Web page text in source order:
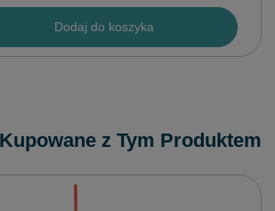
Dodaj do koszyka
z Tym Produktem